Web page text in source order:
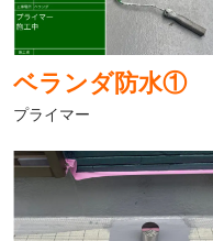
ベランダ防水①
プライマー